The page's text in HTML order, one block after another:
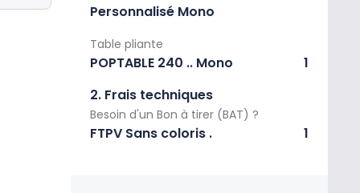
Personnalisé Mono
Table pliante
POPTABLE 240 .. Mono
1
2. Frais techniques
Besoin d'un Bon à tirer (BAT) ?
FTPV Sans coloris . 1